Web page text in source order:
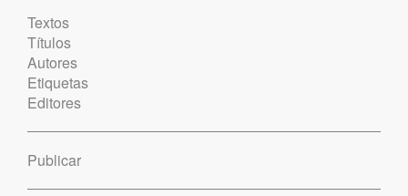
Textos
Títulos
Autores
Etiquetas
Editores
Publicar